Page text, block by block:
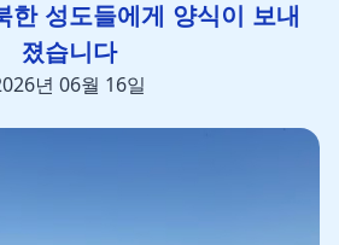
한 성도들에게 양식이 보내
졌습니다
년 06월 16일